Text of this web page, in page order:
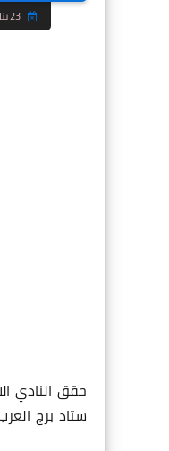
23 يناير 2026
حقق النادي
ستاد برج